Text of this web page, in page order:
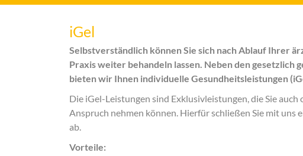
iGel
Selbstverständlich können Sie sich nach Ablauf Ihrer
Praxis weiter behandeln lassen. Neben den gesetzlich
bieten wir Ihnen individuelle Gesundheitsleistungen
Die iGel-Leistungen sind Exklusivleistungen, die Sie
Anspruch nehmen können. Hierfür schließen Sie mit uns
ab.
Vorteile: